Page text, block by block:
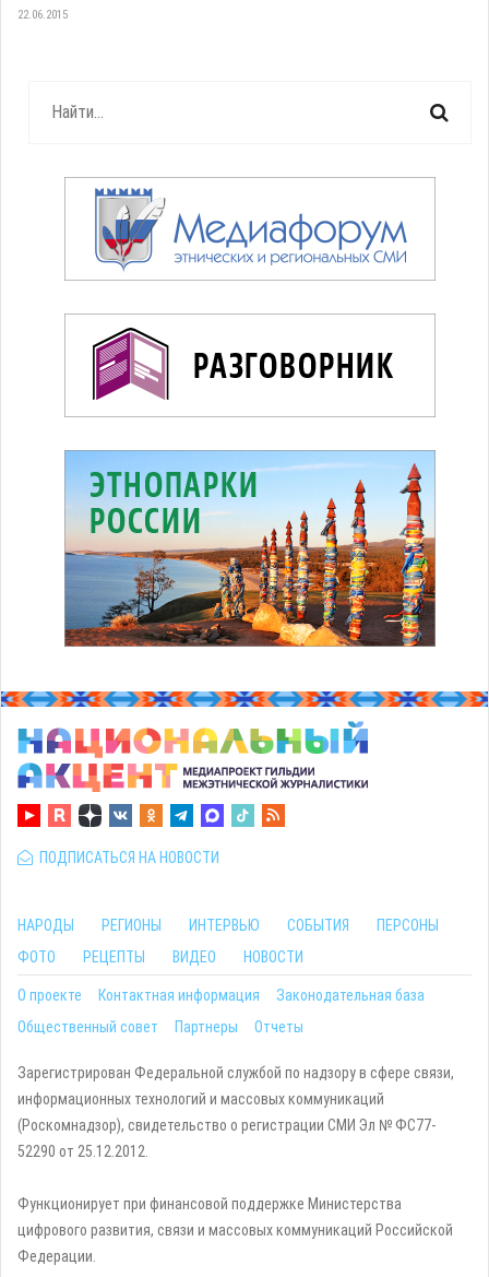
22.06.2015
ПОДПИСАТЬСЯ НА НОВОСТИ
НАРОДЫ РЕГИОНЫ ИНТЕРВЬЮ СОБЫТИЯ
ПЕРСОНЫ
ФОТО
РЕЦЕПТЫ ВИДЕО НОВОСТИ
О проекте Контактная информация
Законодательная база
Общественный совет
Партнеры Отчеты
Зарегистрирован Федеральной службой по надзору в сфере связи,
информационных технологий и массовых коммуникаций
(Роскомнадзор), свидетельство о регистрации СМИ Эл № ФС77-
52290 от 25.12.2012.
Функционирует при финансовой поддержке Министерства
цифрового развития, связи и массовых коммуникаций Российской
Федерации.